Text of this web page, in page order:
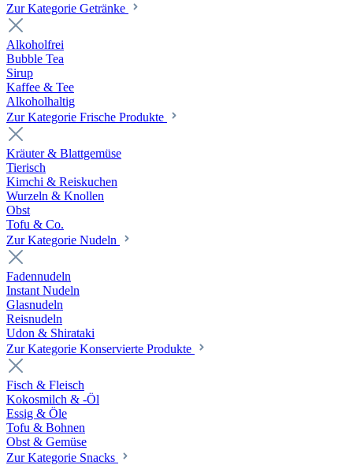
Zur Kategorie Getränke
Alkoholfrei
Bubble Tea
Sirup
Kaffee & Tee
Alkoholhaltig
Zur Kategorie Frische Produkte
Kräuter & Blattgemüse
Tierisch
Kimchi & Reiskuchen
Wurzeln & Knollen
Obst
Tofu & Co.
Zur Kategorie Nudeln
Fadennudeln
Instant Nudeln
Glasnudeln
Reisnudeln
Udon & Shirataki
Zur Kategorie Konservierte Produkte
Fisch & Fleisch
Kokosmilch & -Öl
Essig & Öle
Tofu & Bohnen
Obst & Gemüse
Zur Kategorie Snacks